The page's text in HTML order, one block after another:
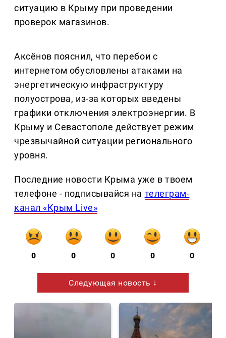
ситуацию в Крыму при проведении
проверок магазинов.
Аксёнов пояснил, что перебои с
интернетом обусловлены атаками на
энергетическую инфраструктуру
полуострова, из-за которых введены
графики отключения электроэнергии. В
Крыму и Севастополе действует режим
чрезвычайной ситуации регионального
уровня.
Последние новости Крыма уже в твоем
телефоне - подписывайся на телеграм-
канал «Крым Live»
0 0 0 0 0
Следующая новость ↓